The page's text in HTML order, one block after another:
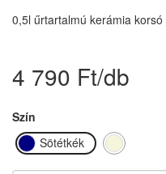
0,5l űrtartalmú kerámia
4 790 Ft/db
Szín
Sötétkék
Bézs